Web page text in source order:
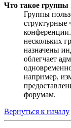
Что такое группы
Группы
структурные
нескольких
назначены
облегчает
например,
форумам.
Вернуться к началу